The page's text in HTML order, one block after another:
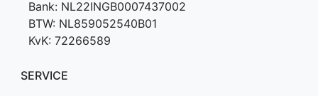
Bank: NL22INGB0007437002
BTW: NL859052540B01
KvK: 72266589
SERVICE